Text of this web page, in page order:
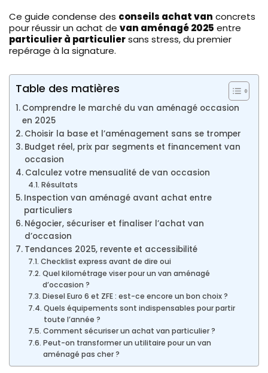
Ce guide condense des conseils achat van concrets
pour réussir un achat de van aménagé 2025 entre
particulier à particuliersans stress, du premier
repérage à la signature.
Table des matières
Comprendre le marché du van aménagé occasion
en 2025
Choisir la base et l’aménagement sans se tromper
Budget réel, prix par segments et financement van
occasion
Calculez votre mensualité de van occasion
Résultats
Inspection van aménagé avant achat entre
particuliers
Négocier, sécuriser et finaliser l’achat van
d’occasion
Tendances 2025, revente et accessibilité
Checklist express avant de dire oui
Quel kilométrage viser pour un van aménagé
d’occasion ?
Diesel Euro 6 et ZFE : est-ce encore un bon choix ?
Quels équipements sont indispensables pour partir
toute l’année ?
Comment sécuriser un achat van particulier ?
Peut-on transformer un utilitaire pour un van
aménagé pas cher ?